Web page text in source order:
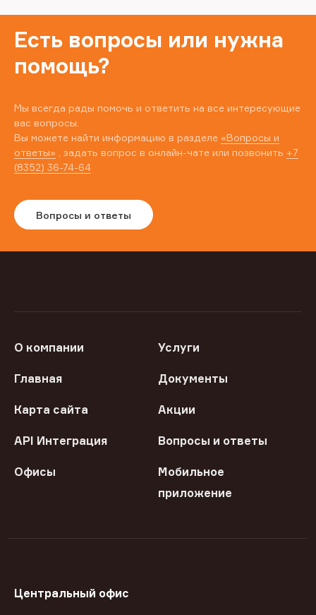
Есть вопросы или нужна
помощь?
Мы всегда рады помочь и ответить на все интересующие
вас вопросы.
Вы можете найти информацию в разделе «Вопросы и
ответы» , задать вопрос в онлайн-чате или позвонить +7
(8352) 36-74-64
Вопросы и ответы
О компании Услуги
Главная Документы
Карта сайта Акции
API Интеграция Вопросы и ответы
Офисы
Мобильное
приложение
Центральный офис